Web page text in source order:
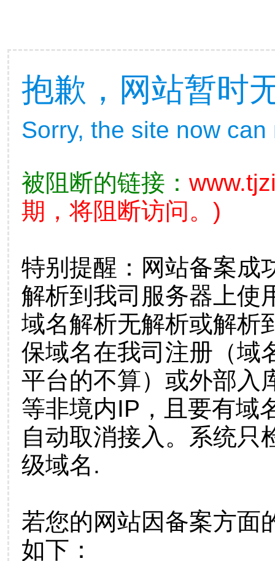
抱歉，网站暂时
Sorry, the site now
被阻断的链接：
期，将阻断访问。)
特别提醒：网站备案成
解析到我司服务器上使
域名解析无解析或解析
保域名在我司注册（域
平台的不算）或外部入
等非境内IP，且要有域
自动取消接入。系统只
级域名.
若您的网站因备案方面
如下：